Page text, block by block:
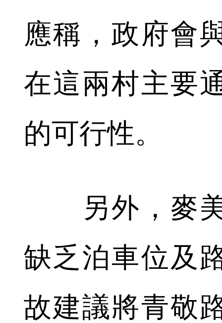
應稱，政府會
在這兩村主要
的可行性。
另外，麥美
缺乏泊車位及
故建議將青敬